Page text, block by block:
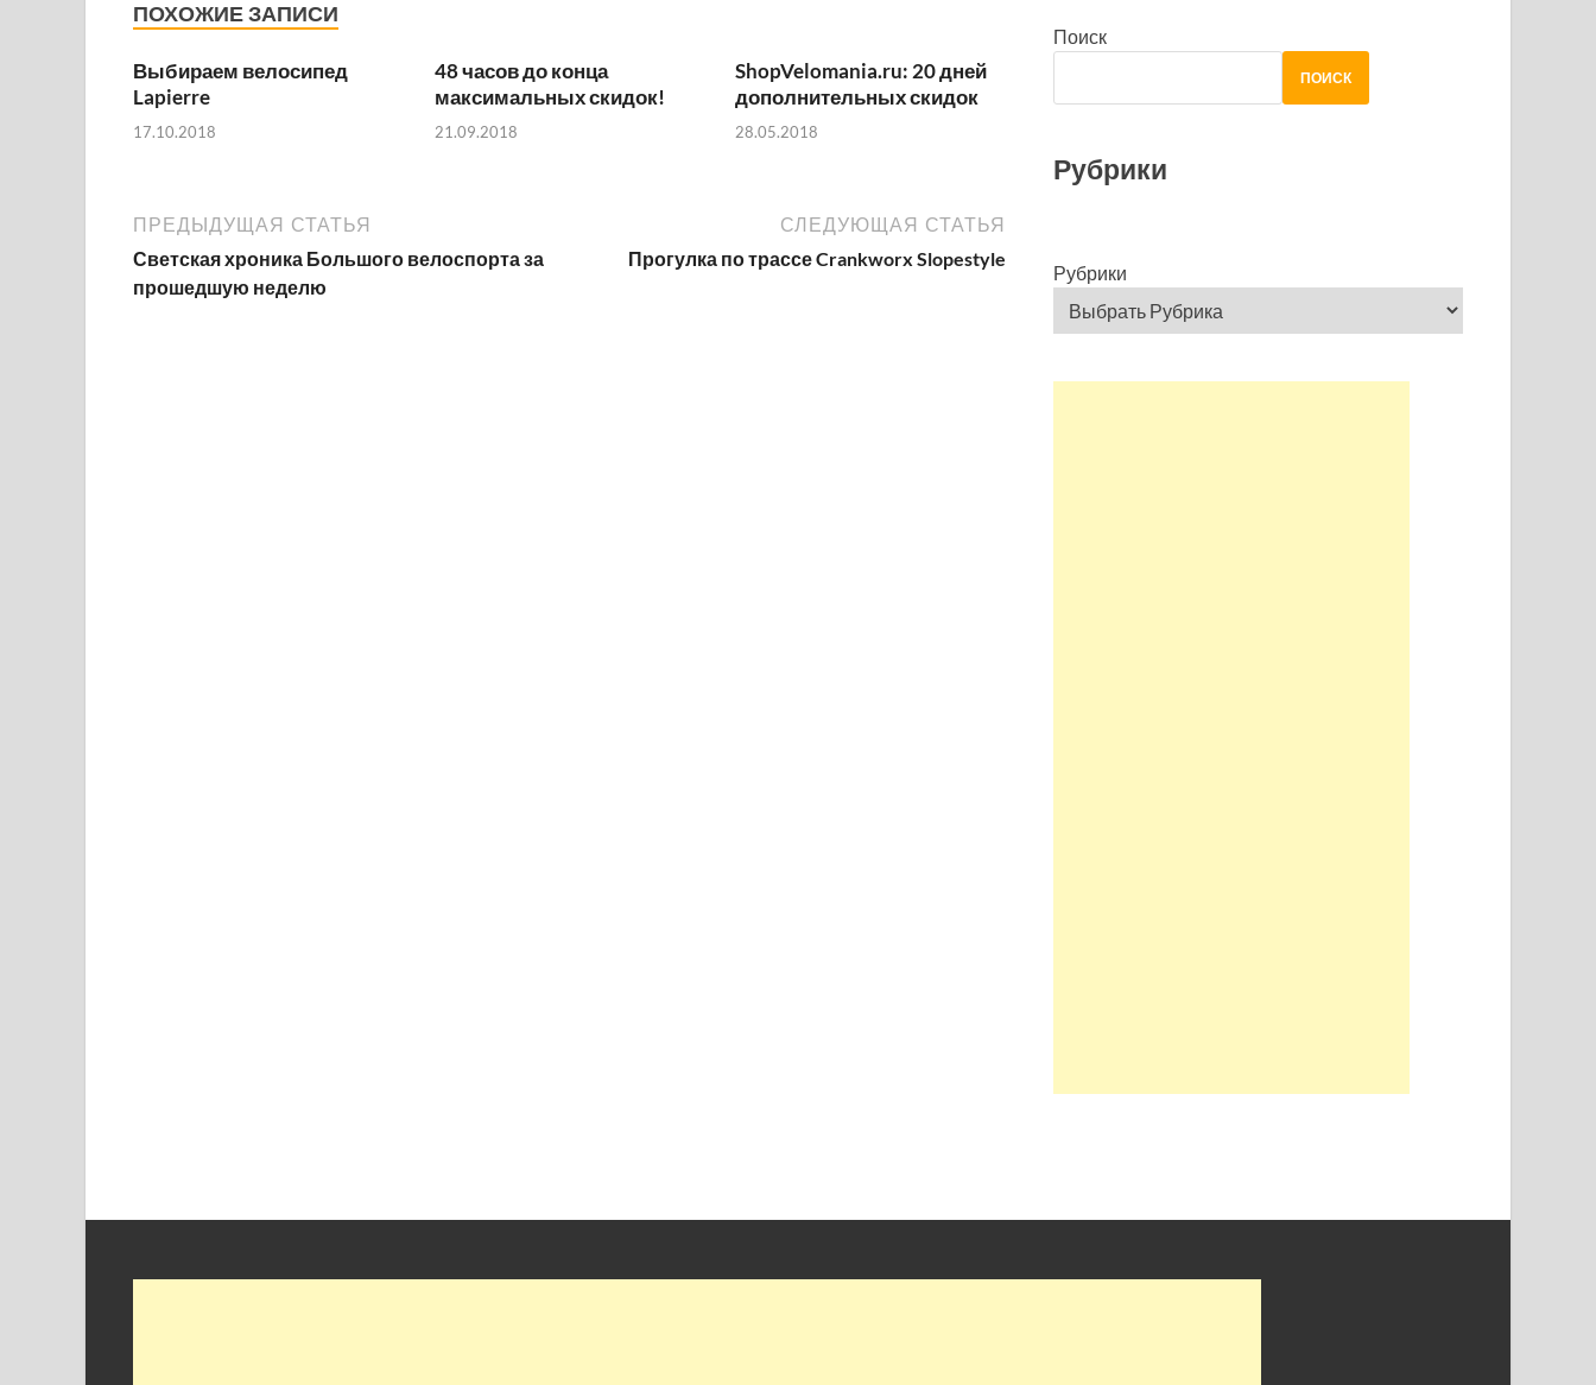
ПОХОЖИЕ ЗАПИСИ
Выбираем велосипед
Lapierre
17.10.2018
48 часов до конца
максимальных скидок!
21.09.2018
ShopVelomania.ru: 20 дней
дополнительных скидок
28.05.2018
ПРЕДЫДУЩАЯ СТАТЬЯ
Светская хроника Большого велоспорта за
прошедшую неделю
СЛЕДУЮЩАЯ СТАТЬЯ
Прогулка по трассе Crankworx Slopestyle
Поиск
ПОИСК
Рубрики
Рубрики